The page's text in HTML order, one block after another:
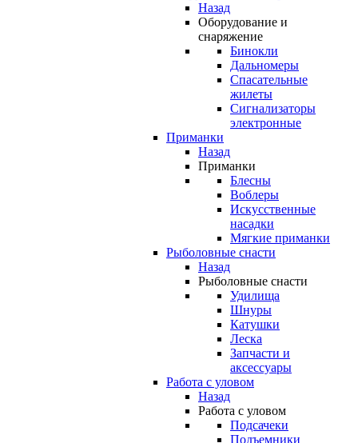
Назад
Оборудование и
снаряжение
Бинокли
Дальномеры
Спасательные
жилеты
Сигнализаторы
электронные
Приманки
Назад
Приманки
Блесны
Воблеры
Искусственные
насадки
Мягкие приманки
Рыболовные снасти
Назад
Рыболовные снасти
Удилища
Шнуры
Катушки
Леска
Запчасти и
аксессуары
Работа с уловом
Назад
Работа с уловом
Подсачеки
Подъемники